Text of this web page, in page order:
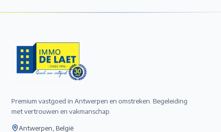
Premium vastgoed in Antwerpen en omstreken. Begeleiding
met vertrouwen en vakmanschap.
Antwerpen, België